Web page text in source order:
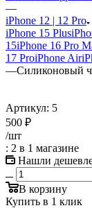
—
iPhone 12 | 12 Pro
iPhone 15 Plus
15iPhone 16 Pro
17 ProiPhone Air
—Силиконовый
Артикул: 5
500 ₽
/шт
: 2 в 1 магазине
Нашли
В корзину
Купить в 1 клик